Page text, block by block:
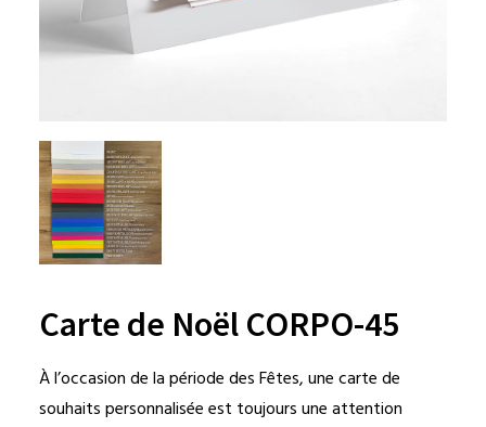
Carte de Noël CORPO-45
À l’occasion de la période des Fêtes, une carte de
souhaits personnalisée est toujours une attention